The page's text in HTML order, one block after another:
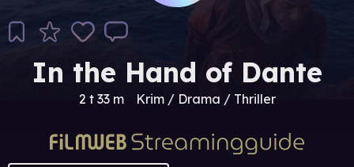
In the Hand of Dante
2 t 33 m Krim / Drama / Thriller